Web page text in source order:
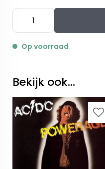
Op voorraad
Bekijk ook...